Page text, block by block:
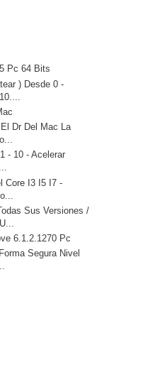
Pc 64 Bits
) Desde 0 -
Dr Del Mac La
- 10 - Acelerar
Core I3 I5 I7 -
Sus Versiones /
6.1.2.1270 Pc
Segura Nivel